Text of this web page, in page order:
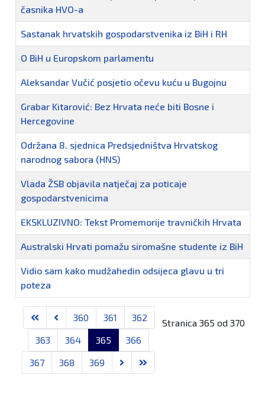
Članci
časnika HVO-a
Sastanak hrvatskih gospodarstvenika iz BiH i RH
O BiH u Europskom parlamentu
Aleksandar Vučić posjetio očevu kuću u Bugojnu
Grabar Kitarović: Bez Hrvata neće biti Bosne i
Hercegovine
Održana 8. sjednica Predsjedništva Hrvatskog
narodnog sabora (HNS)
Vlada ŽSB objavila natječaj za poticaje
gospodarstvenicima
EKSKLUZIVNO: Tekst Promemorije travničkih Hrvata
Australski Hrvati pomažu siromašne studente iz BiH
Vidio sam kako mudžahedin odsijeca glavu u tri
poteza
Stranica 365 od 370
360 361
362
363
364 365
366
367
368 369